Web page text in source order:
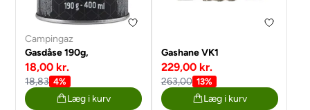
Campingaz
Gasdåse 190g,
18,00 kr.
18,83 4%
Læg i kurv
Gashane VK1
229,00 kr.
263,00 13%
Læg i kurv